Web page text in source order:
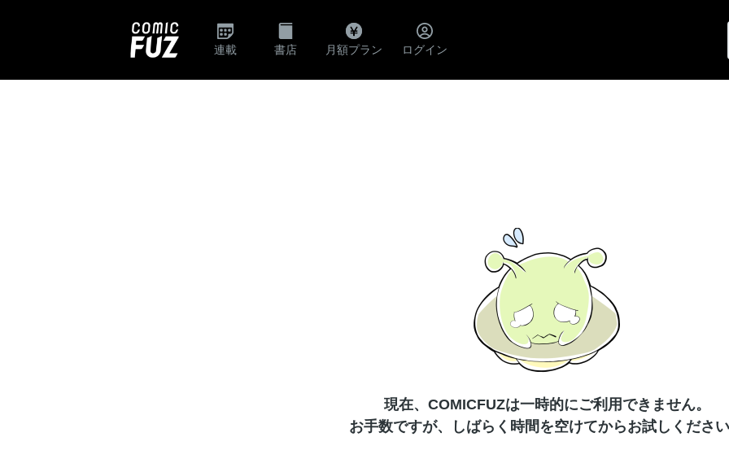
連載 書店 月額プラン ログイン
現在、COMICFUZは一時的にご利用できません。
お手数ですが、しばらく時間を空けてからお試しください